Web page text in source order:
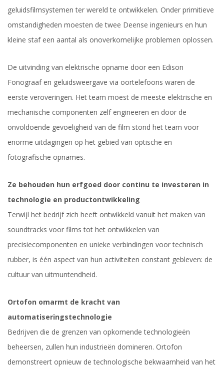
geluidsfilmsystemen ter wereld te ontwikkelen. Onder primitieve
omstandigheden moesten de twee Deense ingenieurs en hun
kleine staf een aantal als onoverkomelijke problemen oplossen.
De uitvinding van elektrische opname door een Edison
Fonograaf en geluidsweergave via oortelefoons waren de
eerste veroveringen. Het team moest de meeste elektrische en
mechanische componenten zelf engineeren en door de
onvoldoende gevoeligheid van de film stond het team voor
enorme uitdagingen op het gebied van optische en
fotografische opnames.
Ze behouden hun erfgoed door continu te investeren in
technologie en productontwikkeling
Terwijl het bedrijf zich heeft ontwikkeld vanuit het maken van
soundtracks voor films tot het ontwikkelen van
precisiecomponenten en unieke verbindingen voor technisch
rubber, is één aspect van hun activiteiten constant gebleven: de
cultuur van uitmuntendheid.
Ortofon omarmt de kracht van
automatiseringstechnologie
Bedrijven die de grenzen van opkomende technologieën
beheersen, zullen hun industrieën domineren. Ortofon
demonstreert opnieuw de technologische bekwaamheid van het